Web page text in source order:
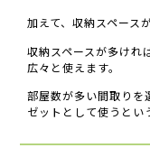
加えて、収納スペース
収納スペースが多けれ
広々と使えます。
部屋数が多い間取りを
ゼットとして使うとい